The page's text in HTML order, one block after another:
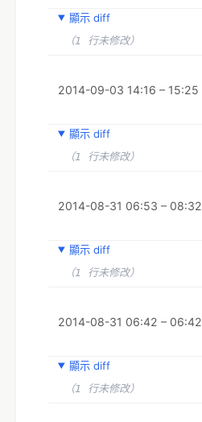
顯示 diff
（1 行未修改）
2014-09-03 14:16 – 15:25
顯示 diff
（1 行未修改）
2014-08-31 06:53 – 08:32
顯示 diff
（1 行未修改）
2014-08-31 06:42 – 06:42
顯示 diff
（1 行未修改）